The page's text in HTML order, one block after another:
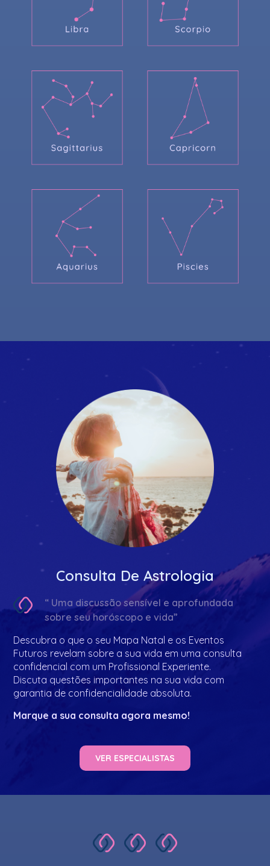
Consulta De Astrologia
“ Uma discussão sensível e aprofundada
sobre seu horóscopo e vida”
Descubra o que o seu Mapa Natal e os Eventos
Futuros revelam sobre a sua vida em uma consulta
confidencial com um Profissional Experiente.
Discuta questões importantes na sua vida com
garantia de confidencialidade absoluta.
Marque a sua consulta agora mesmo!
VER ESPECIALISTAS